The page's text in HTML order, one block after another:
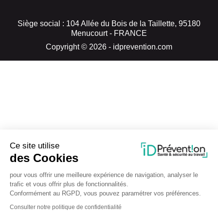
Siège social : 104 Allée du Bois de la Taillette, 95180
Menucourt - FRANCE
Copyright © 2026 - idprevention.com
Ce site utilise
des Cookies
pour vous offrir une meilleure expérience de navigation, analyser le
trafic et vous offrir plus de fonctionnalités.
Conformément au RGPD, vous pouvez paramétrer vos préférences.
Consulter notre politique de confidentialité